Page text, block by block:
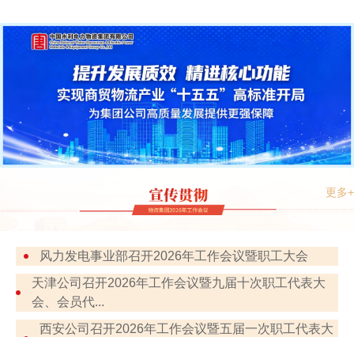
更多+
风力发电事业部召开2026年工作会议暨职工大会
天津公司召开2026年工作会议暨九届十次职工代表大
会、会员代...
西安公司召开2026年工作会议暨五届一次职工代表大